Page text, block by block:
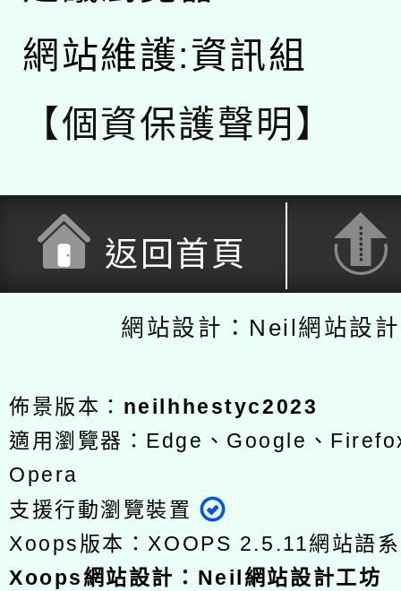
網站維護:資訊組
【個資保護聲明】
返回首頁
網站設計：Neil網站設
佈景版本： neilhhestyc2023
適用瀏覽器：Edge、Google、
Opera
支援行動瀏覽裝置
Xoops版本：XOOPS 2.5.11網站語
Xoops網站設計 ： Neil網站設計工坊